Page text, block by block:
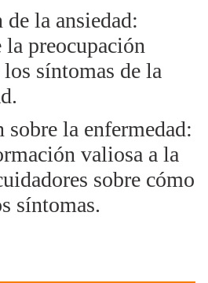
la ansiedad:
preocupación
los síntomas de la
sobre la enfermedad:
valiosa a la
sobre cómo
síntomas.